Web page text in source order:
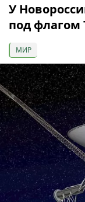
У
под флагом
МИР